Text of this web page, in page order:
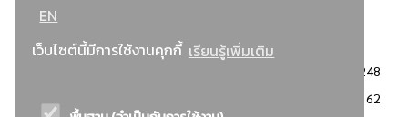
EN
เว็บไซต์นี้มีการใช้งานคุกกี้ เรียนรู้เพิ่มเติม
..ยอดนิยม..
3248
2362